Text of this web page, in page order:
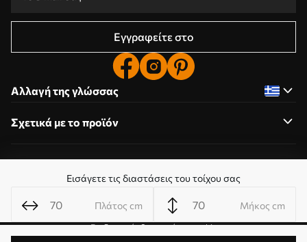
Εισάγετε τις διαστάσεις του τοίχου σας
Πλάτος cm Μήκος cm
Εγγραφείτε στο
Αλλαγή της γλώσσας
Σχετικά με το προϊόν
Σχετικά με την εταιρεία
Επεξεργασία δικαιωμάτων cookie